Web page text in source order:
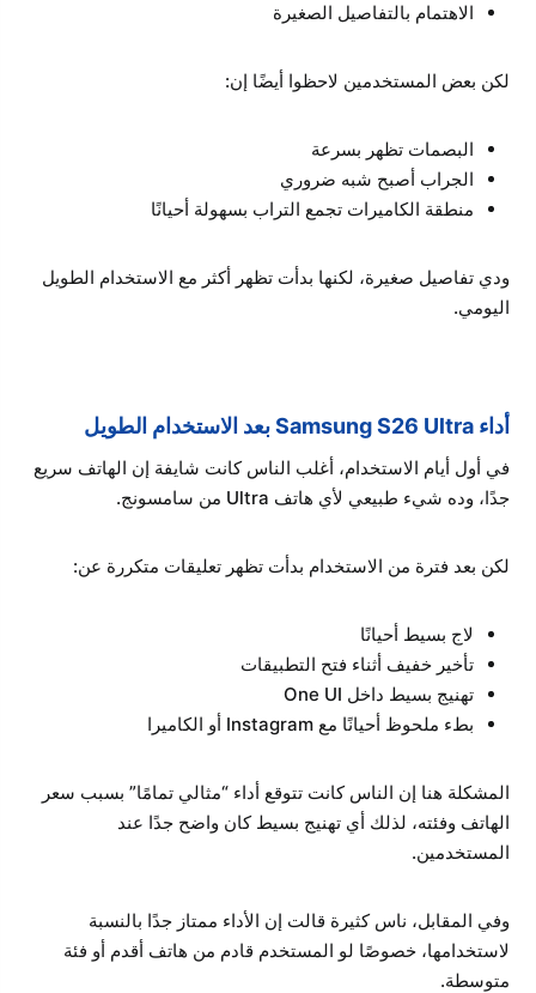
الاهتمام بالتفاصيل الصغيرة
لكن بعض المستخدمين لاحظوا أيضًا إن:
البصمات تظهر بسرعة
الجراب أصبح شبه ضروري
منطقة الكاميرات تجمع التراب بسهولة أحيانًا
ودي تفاصيل صغيرة، لكنها بدأت تظهر أكثر مع الاستخدام الطويل
اليومي.
أداء Samsung S26 Ultra بعد الاستخدام الطويل
في أول أيام الاستخدام، أغلب الناس كانت شايفة إن الهاتف سريع
جدًا، وده شيء طبيعي لأي هاتف Ultra من سامسونج.
لكن بعد فترة من الاستخدام بدأت تظهر تعليقات متكررة عن:
لاج بسيط أحيانًا
تأخير خفيف أثناء فتح التطبيقات
تهنيج بسيط داخل One UI
بطء ملحوظ أحيانًا مع Instagram أو الكاميرا
المشكلة هنا إن الناس كانت تتوقع أداء “مثالي تمامًا” بسبب سعر
الهاتف وفئته، لذلك أي تهنيج بسيط كان واضح جدًا عند
المستخدمين.
وفي المقابل، ناس كثيرة قالت إن الأداء ممتاز جدًا بالنسبة
لاستخدامها، خصوصًا لو المستخدم قادم من هاتف أقدم أو فئة
متوسطة.